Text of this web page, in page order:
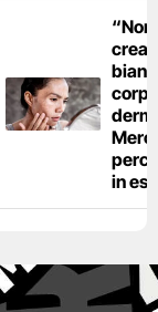
“Non
in